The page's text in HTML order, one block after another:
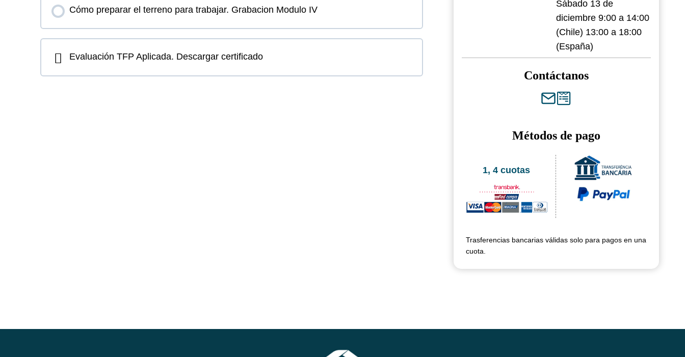
Cómo preparar el terreno para trabajar. Grabacion Modulo IV
Evaluación TFP Aplicada. Descargar certificado
Sábado 13 de
diciembre 9:00 a 14:00
(Chile) 13:00 a 18:00
(España)
Contáctanos
Métodos de pago
1, 4 cuotas
Trasferencias bancarias válidas solo para pagos en una
cuota.